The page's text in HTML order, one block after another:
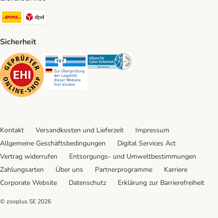
DHL Shipping Method
Sicherheit
Security Security Security
Kontakt Versandkosten und Lieferzeit
Impressum
Allgemeine Geschäftsbedingungen
Digital Services Act
Vertrag widerrufen
Entsorgungs- und Umweltbestimmungen
Zahlungsarten
Über uns Partnerprogramme
Karriere
Corporate Website
Datenschutz Erklärung zur Barrierefreiheit
© zooplus SE 2026